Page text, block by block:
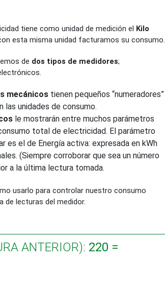
tiene como unidad de medición el Kilo
esta misma unidad facturamos su consumo.
de dos tipos de medidores;
mecánicos tienen pequeños “numeradores”
las unidades de consumo.
le mostrarán entre muchos parámetros
total de electricidad. El parámetro
es el de Energía activa: expresada en kWh
(Siempre corroborar que sea un número
a la última lectura tomada.
usarlo para controlar nuestro consumo
de lecturas del medidor.
ANTERIOR): 220 =